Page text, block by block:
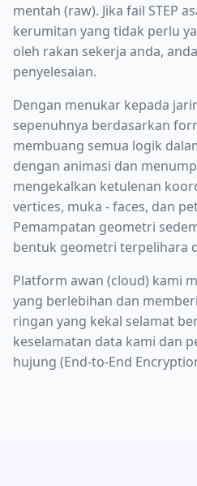
mentah (raw). Jika fail STEP
kerumitan yang tidak perlu
oleh rakan sekerja anda,
penyelesaian.
Dengan menukar kepada
sepenuhnya berdasarkan
membuang semua logik
dengan animasi dan
mengekalkan ketulenan
vertices, muka - faces, dan
Pemampatan geometri
bentuk geometri terpelihara
Platform awan (cloud) kami
yang berlebihan dan
ringan yang kekal selamat
keselamatan data kami dan
hujung (End-to-End